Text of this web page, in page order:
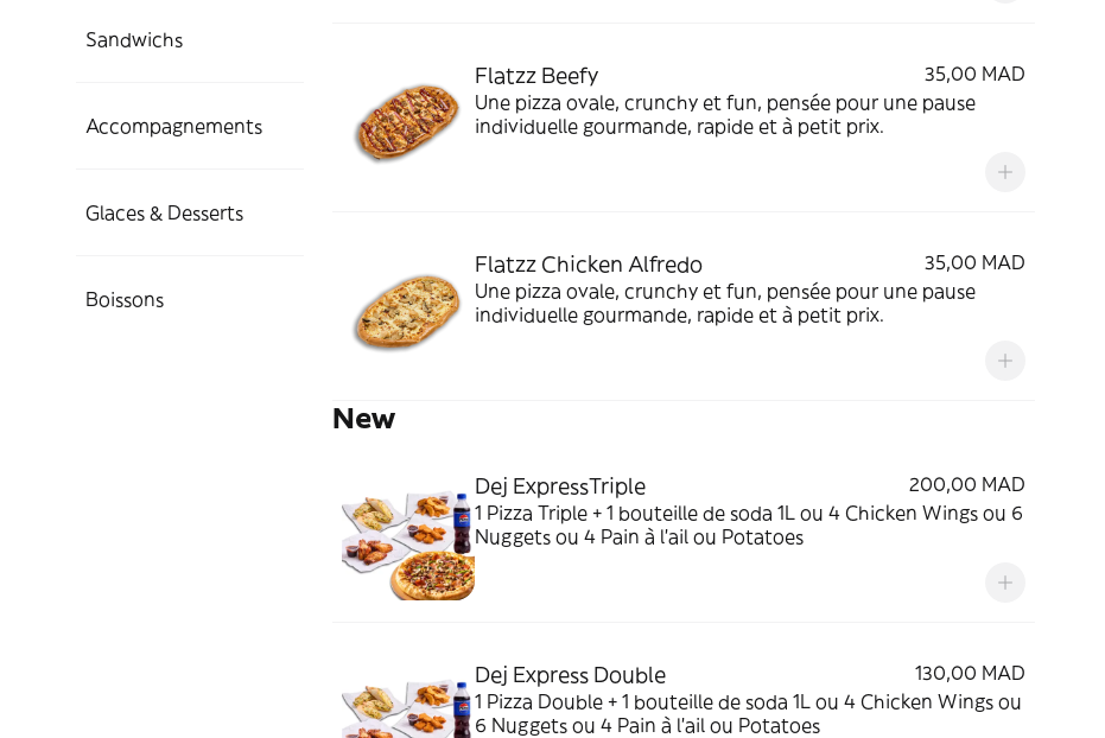
Sandwichs
Accompagnements
Glaces & Desserts
Boissons
Flatzz Beefy
35,00 MAD
Une pizza ovale, crunchy et fun, pensée pour une pause
individuelle gourmande, rapide et à petit prix.
Flatzz Chicken Alfredo
35,00 MAD
Une pizza ovale, crunchy et fun, pensée pour une pause
individuelle gourmande, rapide et à petit prix.
New
Dej ExpressTriple
200,00 MAD
1 Pizza Triple + 1 bouteille de soda 1L ou 4 Chicken Wings ou 6
Nuggets ou 4 Pain à l'ail ou Potatoes
Dej Express Double
130,00 MAD
1 Pizza Double + 1 bouteille de soda 1L ou 4 Chicken Wings ou
6 Nuggets ou 4 Pain à l'ail ou Potatoes